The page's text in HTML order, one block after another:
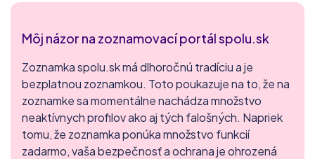
Môj názor na zoznamovací portál spolu.sk
Zoznamka spolu.sk má dlhoročnú tradíciu a je
bezplatnou zoznamkou. Toto poukazuje na to, že na
zoznamke sa momentálne nachádza množstvo
neaktívnych profilov ako aj tých falošných. Napriek
tomu, že zoznamka ponúka množstvo funkcií
zadarmo, vaša bezpečnosť a ochrana je ohrozená